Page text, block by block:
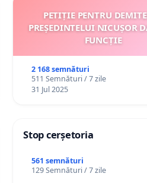
PETIȚIE PENTRU
PREȘEDINTELUI NICUȘOR
FUNCȚIE
2 168 semnături
511 Semnături / 7 zile
31 Jul 2025
Stop cerșetoria
561 semnături
129 Semnături / 7 zile